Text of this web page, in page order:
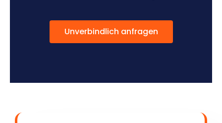
Unverbindlich anfragen